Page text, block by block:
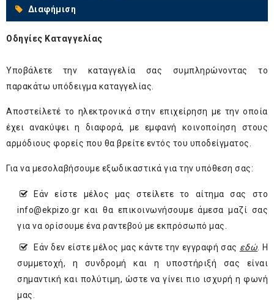
Διαφήμιση
Οδηγίες Καταγγελίας
Υποβάλετε την καταγγελία σας συμπληρώνοντας το
παρακάτω υπόδειγμα καταγγελίας.
Αποστείλετέ το ηλεκτρονικά στην επιχείρηση με την οποία
έχει ανακύψει η διαφορά, με εμφανή κοινοποίηση στους
αρμόδιους φορείς που θα βρείτε εντός του υποδείγματος.
Για να μεσολαβήσουμε εξωδικαστικά για την υπόθεση σας:
Εάν είστε μέλος μας στείλετε το αίτημα σας στο
info@ekpizo.gr και θα επικοινωνήσουμε άμεσα μαζί σας
για να ορίσουμε ένα ραντεβού με εκπρόσωπό μας.
Εάν δεν είστε μέλος μας κάντε την εγγραφή σας εδώ. H
συμμετοχή, η συνδρομή και η υποστήριξή σας είναι
σημαντική και πολύτιμη, ώστε να γίνει πιο ισχυρή η φωνή
μας.